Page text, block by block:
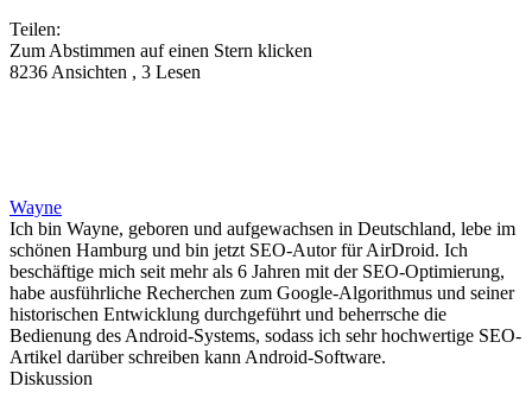
Teilen:
Zum Abstimmen auf einen Stern klicken
8236 Ansichten , 3 Lesen
Wayne
Ich bin Wayne, geboren und aufgewachsen in Deutschland, lebe im
schönen Hamburg und bin jetzt SEO-Autor für AirDroid. Ich
beschäftige mich seit mehr als 6 Jahren mit der SEO-Optimierung,
habe ausführliche Recherchen zum Google-Algorithmus und seiner
historischen Entwicklung durchgeführt und beherrsche die
Bedienung des Android-Systems, sodass ich sehr hochwertige SEO-
Artikel darüber schreiben kann Android-Software.
Diskussion